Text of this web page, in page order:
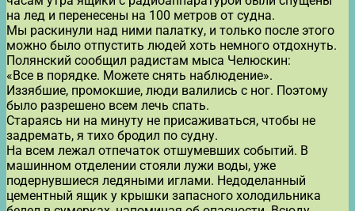
на лед и перенесены на 100 метров от судна.
Мы раскинули над ними палатку, и только после этого
можно было отпустить людей хоть немного отдохнуть.
Полянский сообщил радистам мыса Челюскин:
«Все в порядке. Можете снять наблюдение».
Иззябшие, промокшие, люди валились с ног. Поэтому
было разрешено всем лечь спать.
Стараясь ни на минуту не присаживаться, чтобы не
задремать, я тихо бродил по судну.
На всем лежал отпечаток отшумевших событий. В
машинном отделении стояли лужи воды, уже
подернувшиеся ледяными иглами. Недоделанный
цементный ящик у крышки запасного холодильника